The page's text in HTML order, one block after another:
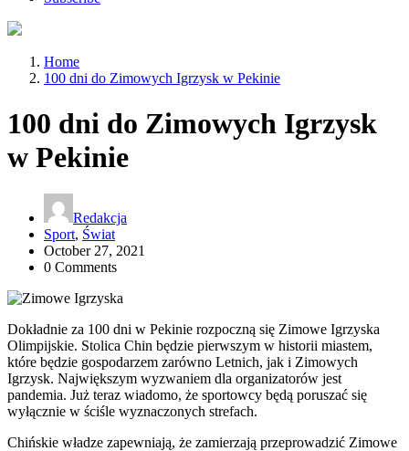
Home
100 dni do Zimowych Igrzysk w Pekinie
100 dni do Zimowych Igrzysk
w Pekinie
Redakcja
Sport, Świat
October 27, 2021
0 Comments
Dokładnie za 100 dni w Pekinie rozpoczną się Zimowe Igrzyska
Olimpijskie. Stolica Chin będzie pierwszym w historii miastem,
które będzie gospodarzem zarówno Letnich, jak i Zimowych
Igrzysk. Największym wyzwaniem dla organizatorów jest
pandemia. Już teraz wiadomo, że sportowcy będą poruszać się
wyłącznie w ściśle wyznaczonych strefach.
Chińskie władze zapewniają, że zamierzają przeprowadzić Zimowe